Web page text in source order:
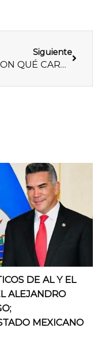
Siguiente
¿CON QUÉ CARA, ANDRÉS MANUEL?, ¿CON QUÉ CARA?
DE AL Y EL
ALEJANDRO
MEXICANO